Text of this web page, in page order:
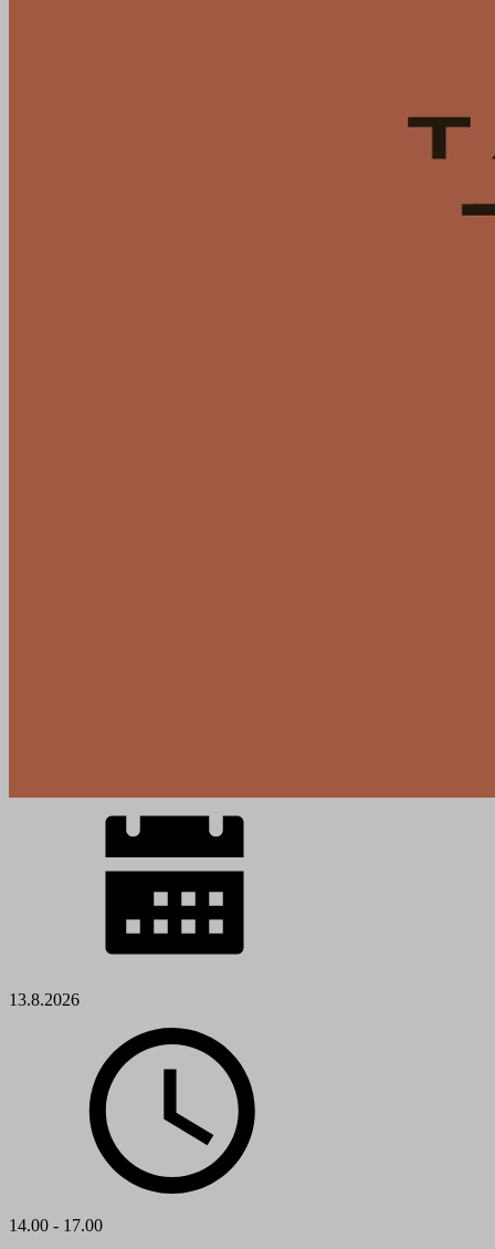
13.8.2026
14.00 - 17.00